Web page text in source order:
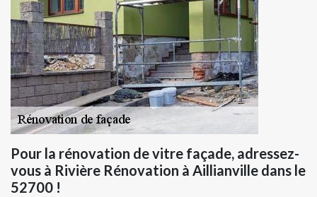
Pour la rénovation de vitre façade, adressez-
vous à Rivière Rénovation à Aillianville dans le
52700 !